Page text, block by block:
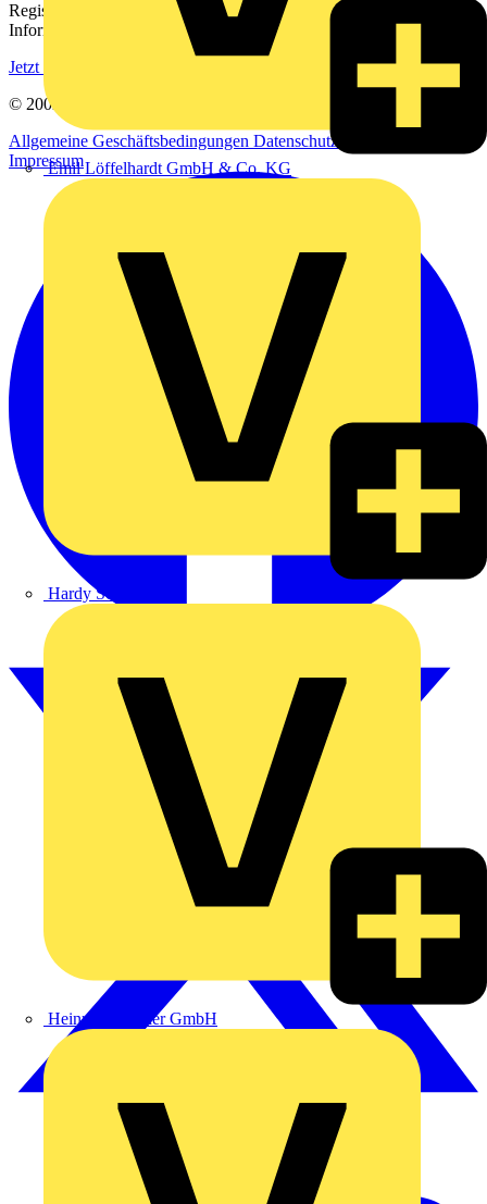
Emil Löffelhardt GmbH & Co. KG
Hardy Schmitz
Heinrich Häusler GmbH
Registrieren Sie sich kostenlos und erhalten Sie stets aktuelle
Informationen aus der Elektroindustrie.
Jetzt registrieren
© 2002-
Allgemeine Geschäftsbedingungen Datenschutzerklärung
Impressum